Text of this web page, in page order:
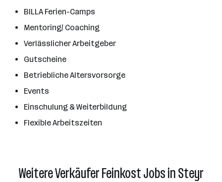
BILLA Ferien-Camps
Mentoring/ Coaching
Verlässlicher Arbeitgeber
Gutscheine
Betriebliche Altersvorsorge
Events
Einschulung & Weiterbildung
Flexible Arbeitszeiten
Weitere Verkäufer Feinkost Jobs in Steyr